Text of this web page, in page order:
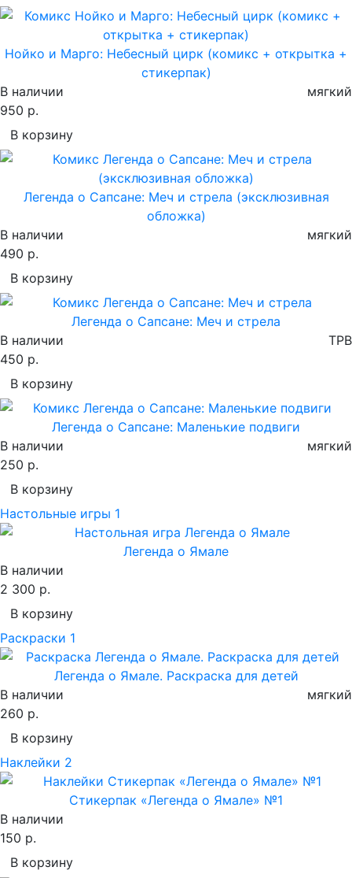
Нойко и Марго: Небесный цирк (комикс + открытка +
стикерпак)
В наличии
мягкий
950 р.
В корзину
Легенда о Сапсане: Меч и стрела (эксклюзивная
обложка)
В наличии
мягкий
490 р.
В корзину
Легенда о Сапсане: Меч и стрела
В наличии
TPB
450 р.
В корзину
Легенда о Сапсане: Маленькие подвиги
В наличии
мягкий
250 р.
В корзину
Настольные игры 1
Легенда о Ямале
В наличии
2 300 р.
В корзину
Раскраски 1
Легенда о Ямале. Раскраска для детей
В наличии
мягкий
260 р.
В корзину
Наклейки 2
Стикерпак «Легенда о Ямале» №1
В наличии
150 р.
В корзину